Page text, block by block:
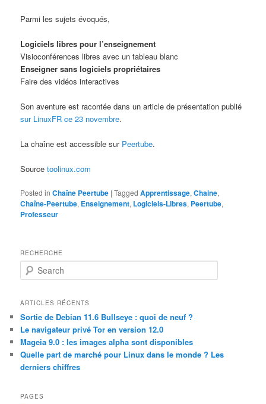
Parmi les sujets évoqués,
Logiciels libres pour l’enseignement
Visioconférences libres avec un tableau blanc
Enseigner sans logiciels propriétaires
Faire des vidéos interactives
Son aventure est racontée dans un article de présentation publié
sur LinuxFR ce 23 novembre.
La chaîne est accessible sur Peertube.
Source toolinux.com
Posted in Chaîne Peertube |Tagged Apprentissage,Chaine,
Chaîne-Peertube, Enseignement, Logiciels-Libres, Peertube,
Professeur
RECHERCHE
e
r
h
ARTICLES RÉCENTS
Sortie de Debian 11.6 Bullseye : quoi de neuf ?
Le navigateur privé Tor en version 12.0
Mageia 9.0 : les images alpha sont disponibles
Quelle part de marché pour Linux dans le monde ? Les
derniers chiffres
PAGES